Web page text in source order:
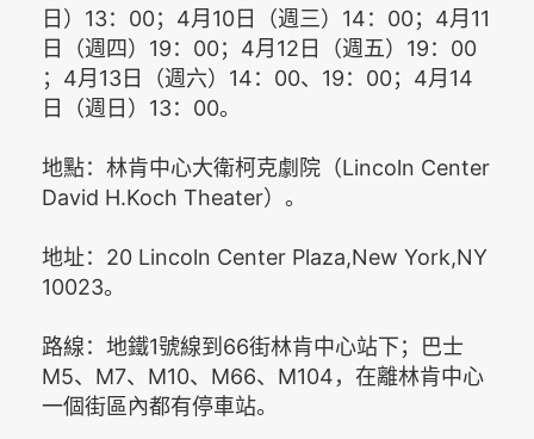
日）13：00；4月10日（週三）14：00；4月11
日（週四）19：00；4月12日（週五）19：00
；4月13日（週六）14：00、19：00；4月14
日（週日）13：00。
地點：林肯中心大衛柯克劇院（Lincoln Center
David H.Koch Theater）。
地址：20 Lincoln Center Plaza,New York,NY
10023。
路線：地鐵1號線到66街林肯中心站下；巴士
M5、M7、M10、M66、M104，在離林肯中心
一個街區內都有停車站。